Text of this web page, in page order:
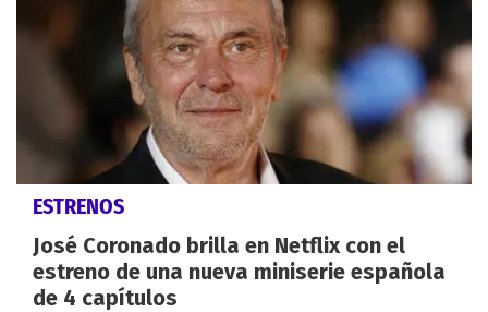
ESTRENOS
José Coronado brilla en Netflix con el
estreno de una nueva miniserie española
de 4 capítulos